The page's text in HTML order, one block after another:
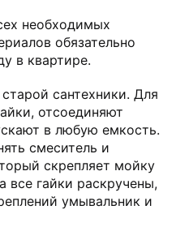
необходимых
обязательно
в квартире.
сантехники. Для
отсоединяют
в любую емкость.
смеситель и
скрепляет мойку
все гайки раскручены,
умывальник и